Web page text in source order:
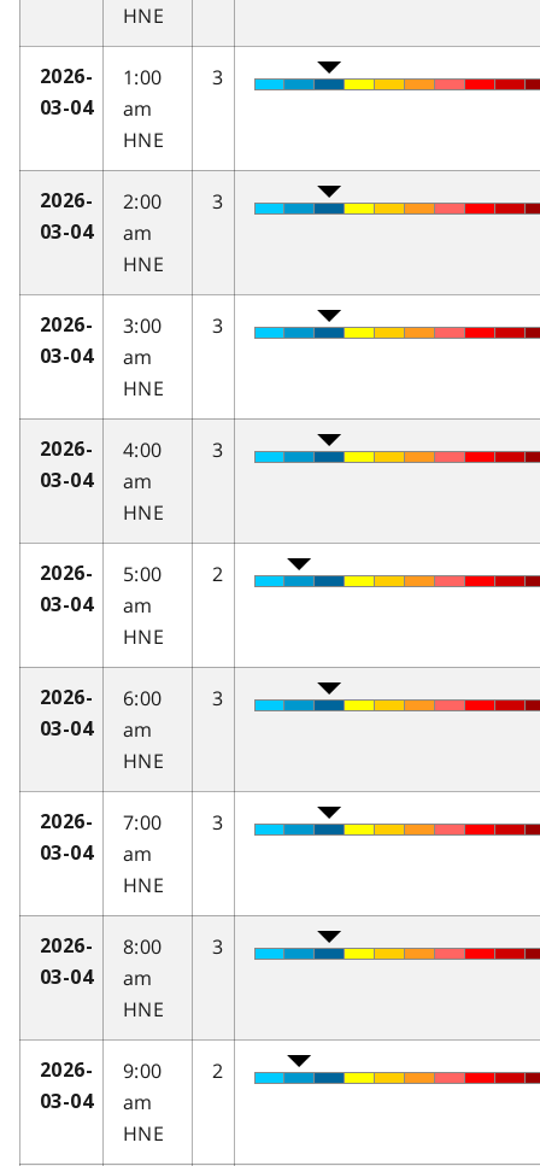
HNE
2026-
03-04
1:00
am
HNE
3
2026-
03-04
2:00
am
HNE
3
2026-
03-04
3:00
am
HNE
3
2026-
03-04
4:00
am
HNE
3
2026-
03-04
5:00
am
HNE
2
2026-
03-04
6:00
am
HNE
3
2026-
03-04
7:00
am
HNE
3
2026-
03-04
8:00
am
HNE
3
2026-
03-04
9:00
am
HNE
2